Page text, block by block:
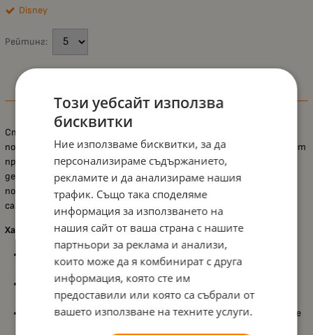
Disney
Рейтинг:
Информация
Стъпалото за баня
помощник за детето, който осигурява удобство и безопасност
при ежедневни дейности. Със своя стабилен дизайн и приказна
декорация от „Замръзналото кралство“, то прави ползването
по-забавно и мотивира малчуганите да бъдат по-
самостоятелни.
Характеристики:
40.5 x 29 x 14 см
, подходящи за практична
ежедневна употреба;
Противоплъзгаща гумена основа, която гарантира
стабилност и предотвратява подхлъзване;
IML (In-Mold Labelling) технология, при която декорацията е
Този уебсайт използва
бисквитки
Ние използваме бисквитки, за да
персонализираме съдържанието,
рекламите и да анализираме нашия
трафик. Също така споделяме
информация за използването на
нашия сайт от ваша страна с нашите
партньори за реклама и анализи,
които може да я комбинират с друга
информация, която сте им
предоставили или която са събрали от
вашето използване на техните услуги.